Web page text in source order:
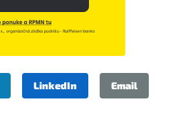
LinkedIn Email